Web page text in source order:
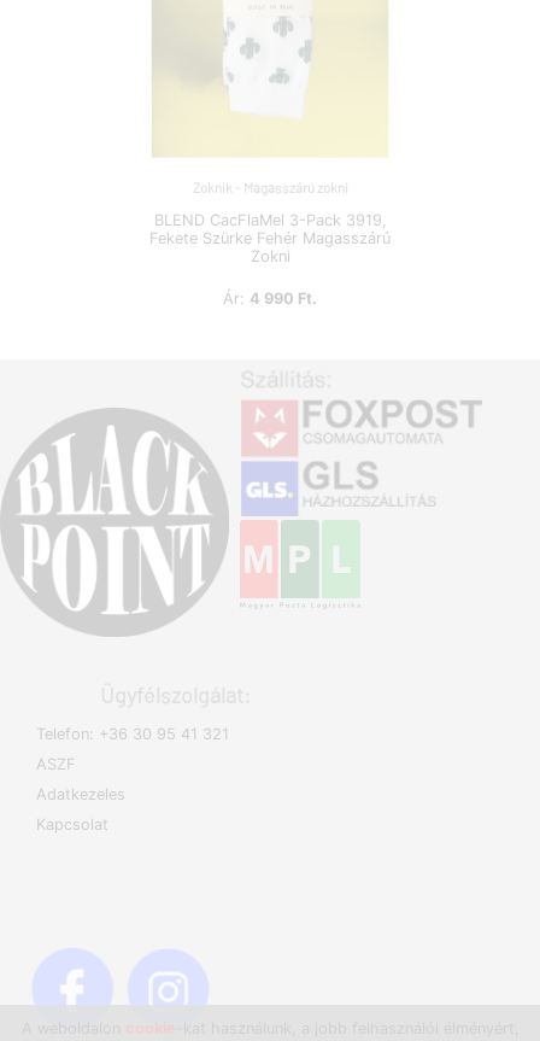
Zoknik - Magasszárú zokni
BLEND CacFlaMel 3-Pack 3919,
Fekete Szürke Fehér Magasszárú
Zokni
Ár: 4 990 Ft.
Telefon: +36 30 95 41 321
ASZF
Adatkezeles
Kapcsolat